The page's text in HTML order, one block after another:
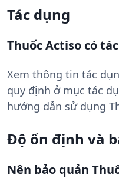
Tác dụng
Thuốc Actiso có
Xem thông tin tác
quy định ở mục tác
hướng dẫn sử dụng
Độ ổn định và
Nên bảo quản